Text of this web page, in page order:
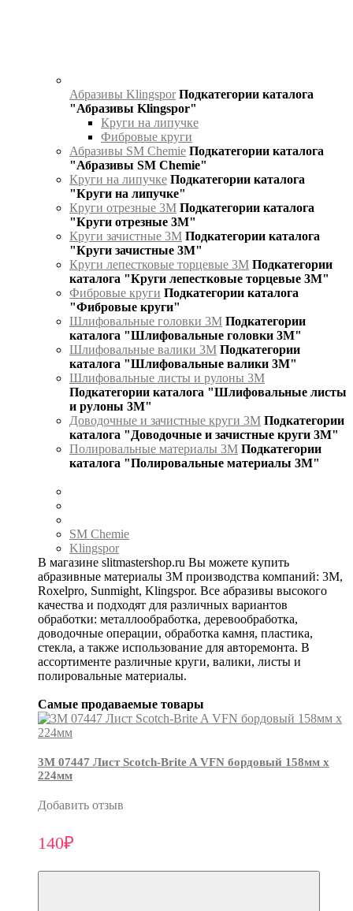
Абразивы Klingspor Подкатегории каталога
"Абразивы Klingspor"
Круги на липучке
Фибровые круги
Абразивы SM Chemie Подкатегории каталога
"Абразивы SM Chemie"
Круги на липучке Подкатегории каталога
"Круги на липучке"
Круги отрезные 3М Подкатегории каталога
"Круги отрезные 3М"
Круги зачистные 3М Подкатегории каталога
"Круги зачистные 3М"
Круги лепестковые торцевые 3М Подкатегории
каталога "Круги лепестковые торцевые 3М"
Фибровые круги Подкатегории каталога
"Фибровые круги"
Шлифовальные головки 3М Подкатегории
каталога "Шлифовальные головки 3М"
Шлифовальные валики 3М Подкатегории
каталога "Шлифовальные валики 3М"
Шлифовальные листы и рулоны 3М
Подкатегории каталога "Шлифовальные листы
и рулоны 3М"
Доводочные и зачистные круги 3М Подкатегории
каталога "Доводочные и зачистные круги 3М"
Полировальные материалы 3М Подкатегории
каталога "Полировальные материалы 3М"
SM Chemie
Klingspor
В магазине slitmastershop.ru Вы можете купить
абразивные материалы 3М производства компаний: 3М,
Roxelpro, Sunmight, Klingspor. Все абразивы высокого
качества и подходят для различных вариантов
обработки: металлообработка, деревообработка,
доводочные операции, обработка камня, пластика,
стекла, а также использование для авторемонта. В
ассортименте различные круги, валики, листы и
полировальные материалы.
Самые продаваемые товары
3М 07447 Лист Scotch-Brite A VFN бордовый 158мм х
224мм
Добавить отзыв
140₽